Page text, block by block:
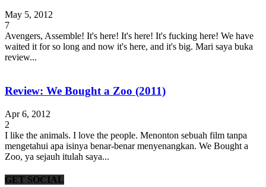
May 5, 2012
7
Avengers, Assemble! It's here! It's here! It's fucking here! We have
waited it for so long and now it's here, and it's big. Mari saya buka
review...
Review: We Bought a Zoo (2011)
Apr 6, 2012
2
I like the animals. I love the people. Menonton sebuah film tanpa
mengetahui apa isinya benar-benar menyenangkan. We Bought a
Zoo, ya sejauh itulah saya...
GET SOCIAL